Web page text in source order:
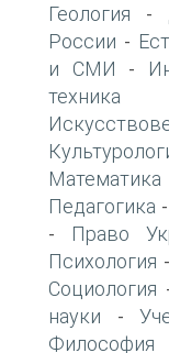
Геология -
России -
и СМИ -
Математика
Педагогика -
- Право
Психология -
Социология
науки -
Философия